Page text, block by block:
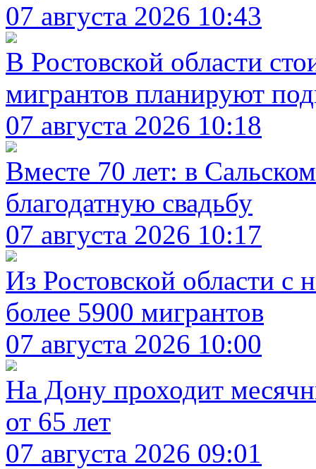
07 августа 2026 10:43
В Ростовской области
мигрантов планируют
07 августа 2026 10:18
Вместе 70 лет: в
благодатную свадьбу
07 августа 2026 10:17
Из Ростовской области с
более 5900 мигрантов
07 августа 2026 10:00
На Дону проходит
от 65 лет
07 августа 2026 09:01